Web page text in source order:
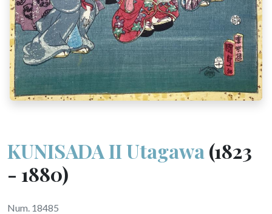
KUNISADA II Utagawa(1823
- 1880)
Num. 18485